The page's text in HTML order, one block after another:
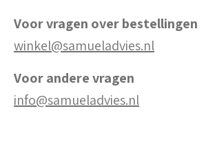
Voor vragen over bestellingen
winkel@samueladvies.nl
Voor andere vragen
info@samueladvies.nl